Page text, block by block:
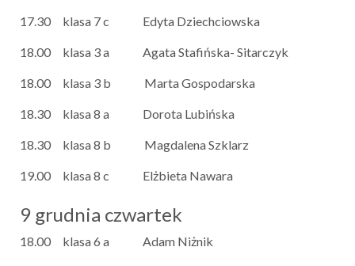
17.30 klasa 7 c Edyta Dziechciowska
18.00 klasa 3 a Agata Stafińska- Sitarczyk
18.00 klasa 3 b Marta Gospodarska
18.30 klasa 8 a Dorota Lubińska
18.30 klasa 8 b Magdalena Szklarz
19.00 klasa 8 c Elżbieta Nawara
9 grudnia czwartek
18.00 klasa 6 a Adam Niżnik